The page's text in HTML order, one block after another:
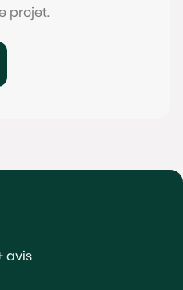
projet.
avis